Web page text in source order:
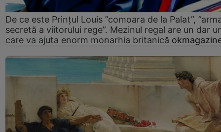
De ce este Prințul Louis ”comoara de la Palat”,
secretă a viitorului rege”. Mezinul regal are un dar
care va ajuta enorm monarhia britanică